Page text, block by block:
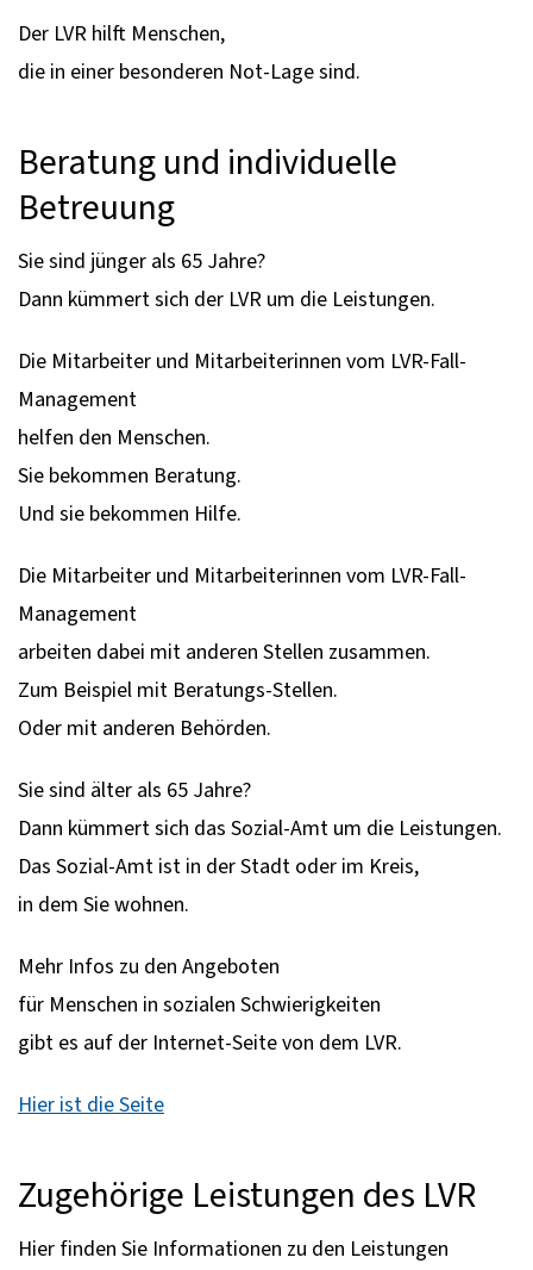
Der LVR hilft Menschen,
die in einer besonderen Not-Lage sind.
Beratung und individuelle
Betreuung
Sie sind jünger als 65 Jahre?
Dann kümmert sich der LVR um die Leistungen.
Die Mitarbeiter und Mitarbeiterinnen vom LVR-Fall-
Management
helfen den Menschen.
Sie bekommen Beratung.
Und sie bekommen Hilfe.
Die Mitarbeiter und Mitarbeiterinnen vom LVR-Fall-
Management
arbeiten dabei mit anderen Stellen zusammen.
Zum Beispiel mit Beratungs-Stellen.
Oder mit anderen Behörden.
Sie sind älter als 65 Jahre?
Dann kümmert sich das Sozial-Amt um die Leistungen.
Das Sozial-Amt ist in der Stadt oder im Kreis,
in dem Sie wohnen.
Mehr Infos zu den Angeboten
für Menschen in sozialen Schwierigkeiten
gibt es auf der Internet-Seite von dem LVR.
Hier ist die Seite
Zugehörige Leistungen des LVR
Hier finden Sie Informationen zu den Leistungen